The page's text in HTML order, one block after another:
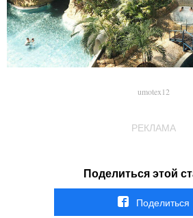
umotex12
РЕКЛАМА
Поделиться этой
Поделиться